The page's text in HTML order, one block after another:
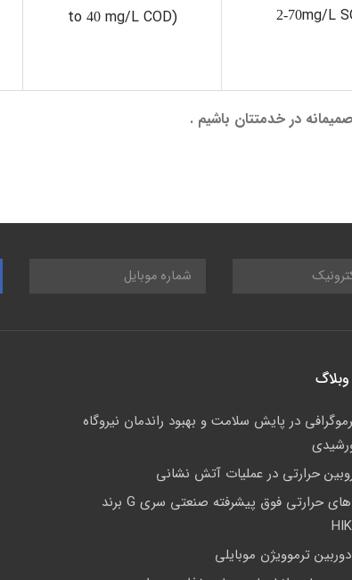
2-70mg/L
to 40mg/L COD)
در خدمتتان باشيم .
در پایش سلامت و بهبود راندمان نیروگاه
حرارتی در عملیات آتش نشانی
دوربین های حرارتی فوق پیشرفته صنعتی سری G برند
ترموویژن موبایلی